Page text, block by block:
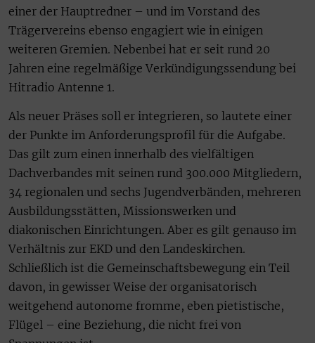
einer der Hauptredner – und im Vorstand des
Trägervereins ebenso engagiert wie in einigen
weiteren Gremien. Nebenbei hat er seit rund 20
Jahren eine regelmäßige Verkündigungssendung bei
Hitradio Antenne 1.
Als neuer Präses soll er integrieren, so lautete einer
der Punkte im Anforderungsprofil für die Aufgabe.
Das gilt zum einen innerhalb des vielfältigen
Dachverbandes mit seinen rund 300.000 Mitgliedern,
34 regionalen und sechs Jugendverbänden, mehreren
Ausbildungsstätten, Missionswerken und
diakonischen Einrichtungen. Aber es gilt genauso im
Verhältnis zur EKD und den Landeskirchen.
Schließlich ist die Gemeinschaftsbewegung ein Teil
davon, in gewisser Weise der organisatorisch
weitgehend autonome fromme, eben pietistische,
Flügel – eine Beziehung, die nicht frei von